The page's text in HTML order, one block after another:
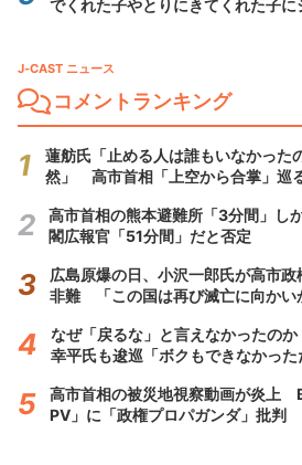
でくれた子やとりにきてくれた子に
J-CAST ニュース
コメントランキング
蓮舫氏「止める人は誰もいなかった
然」 高市首相「上空から合掌」巡
高市首相の熊本避難所「3分間」
閣広報官「51分間」だと否定
広島原爆の日、小沢一郎氏が高市
非難 「この国は再び滅亡に向かい
なぜ「戻るな」と言えなかったの
幸平氏も逡巡「ボクもできなかった
高市首相の被災地視察動画が炎上
PV」に「政権プロパガンダ」批判